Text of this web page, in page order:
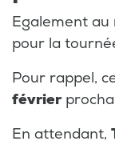
Egalement au
pour la
Pour rappel,
février
En attendant,